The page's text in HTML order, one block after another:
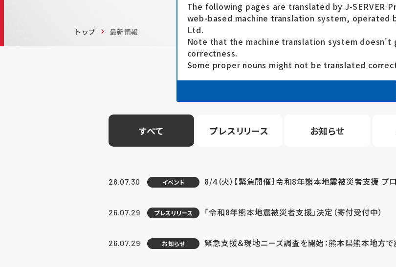
トップ 最新情報
すべて プレスリリース お知らせ
26.07.30 イベント 8/4（火）【緊急開催】令和8年熊本地震被災者支援 プ
26.07.29 プレスリリース 「令和8年熊本地震被災者支援」決定（寄付受付中）
26.07.29 お知らせ 緊急支援＆現地ニーズ調査を開始：熊本県熊本地方
The following pages are translated by J-SERVER
web-based machine translation system, operated
Ltd.
Note that the machine translation system doesn't
correctness.
Some proper nouns might not be translated